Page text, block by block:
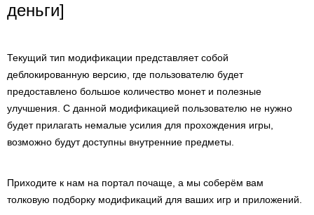
деньги]
Текущий тип модификации представляет собой
деблокированную версию, где пользователю будет
предоставлено большое количество монет и полезные
улучшения. С данной модификацией пользователю не нужно
будет прилагать немалые усилия для прохождения игры,
возможно будут доступны внутренние предметы.
Приходите к нам на портал почаще, а мы соберём вам
толковую подборку модификаций для ваших игр и приложений.